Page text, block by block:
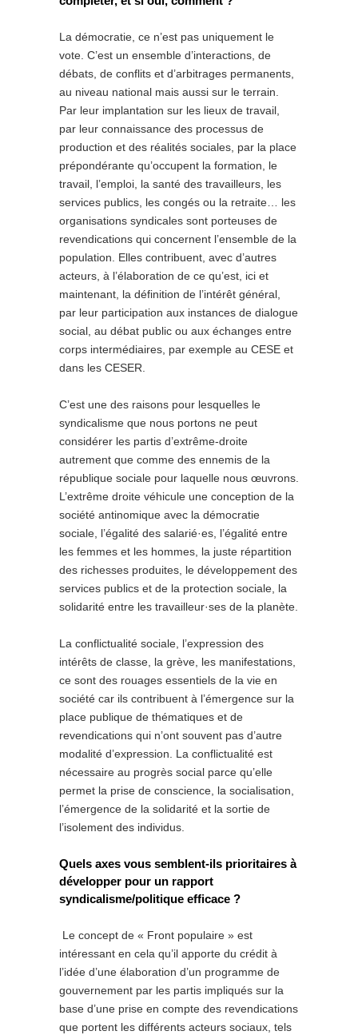
La démocratie, ce n’est pas uniquement le
vote. C’est un ensemble d’interactions, de
débats, de conflits et d’arbitrages permanents,
au niveau national mais aussi sur le terrain.
Par leur implantation sur les lieux de travail,
par leur connaissance des processus de
production et des réalités sociales, par la place
prépondérante qu’occupent la formation, le
travail, l’emploi, la santé des travailleurs, les
services publics, les congés ou la retraite… les
organisations syndicales sont porteuses de
revendications qui concernent l’ensemble de la
population. Elles contribuent, avec d’autres
acteurs, à l’élaboration de ce qu’est, ici et
maintenant, la définition de l’intérêt général,
par leur participation aux instances de dialogue
social, au débat public ou aux échanges entre
corps intermédiaires, par exemple au CESE et
dans les CESER.
C’est une des raisons pour lesquelles le
syndicalisme que nous portons ne peut
considérer les partis d’extrême-droite
autrement que comme des ennemis de la
république sociale pour laquelle nous œuvrons.
L’extrême droite véhicule une conception de la
société antinomique avec la démocratie
sociale, l’égalité des salarié·es, l’égalité entre
les femmes et les hommes, la juste répartition
des richesses produites, le développement des
services publics et de la protection sociale, la
solidarité entre les travailleur·ses de la planète.
La conflictualité sociale, l’expression des
intérêts de classe, la grève, les manifestations,
ce sont des rouages essentiels de la vie en
société car ils contribuent à l’émergence sur la
place publique de thématiques et de
revendications qui n’ont souvent pas d’autre
modalité d’expression. La conflictualité est
nécessaire au progrès social parce qu’elle
permet la prise de conscience, la socialisation,
l’émergence de la solidarité et la sortie de
l’isolement des individus.
Quels axes vous semblent-ils prioritaires à
développer pour un rapport
syndicalisme/politique efficace ?
Le concept de « Front populaire » est
intéressant en cela qu’il apporte du crédit à
l’idée d’une élaboration d’un programme de
gouvernement par les partis impliqués sur la
base d’une prise en compte des revendications
que portent les différents acteurs sociaux, tels